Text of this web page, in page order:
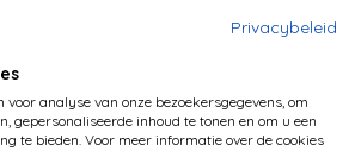
Verbruik
Kleurtemperatuur
Privacybeleid
Betalingsmogelijkheden
Privacybeleid
analyse van onze bezoekersgegevens, om
gepersonaliseerde inhoud te tonen en om u een
te bieden. Voor meer informatie over de cookies